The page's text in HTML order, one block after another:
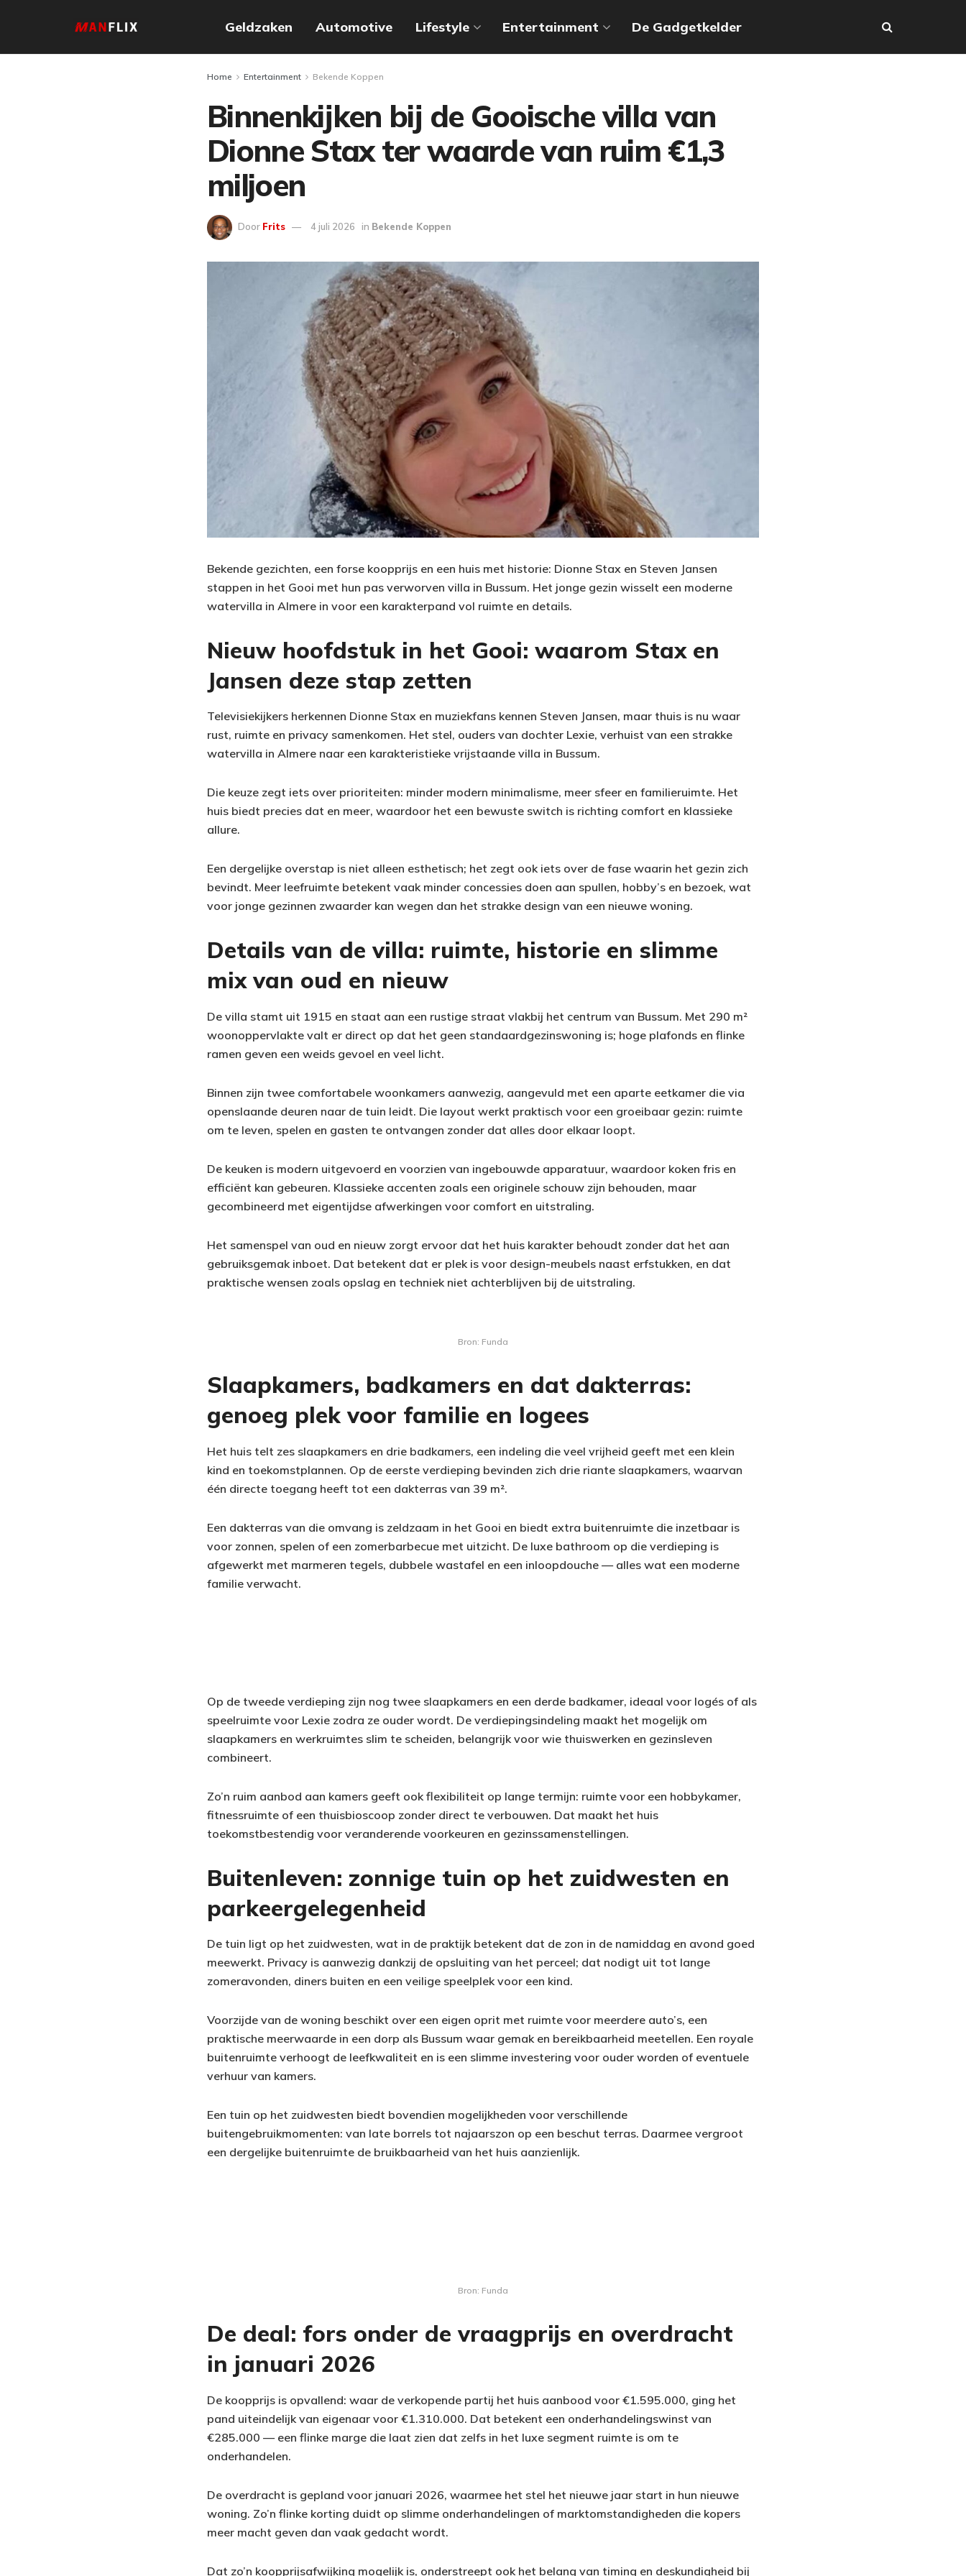
Geldzaken Automotive Lifestyle Entertainment De Gadgetkelder
Home Entertainment Bekende Koppen
Binnenkijken bij de Gooische villa van
Dionne Stax ter waarde van ruim €1,3
miljoen
Door Frits 4 juli 2026 in Bekende Koppen
Bekende gezichten, een forse koopprijs en een huis met historie: Dionne Stax en Steven Jansen
stappen in het Gooi met hun pas verworven villa in Bussum. Het jonge gezin wisselt een moderne
watervilla in Almere in voor een karakterpand vol ruimte en details.
Nieuw hoofdstuk in het Gooi: waarom Stax en
Jansen deze stap zetten
Televisiekijkers herkennen Dionne Stax en muziekfans kennen Steven Jansen, maar thuis is nu waar
rust, ruimte en privacy samenkomen. Het stel, ouders van dochter Lexie, verhuist van een strakke
watervilla in Almere naar een karakteristieke vrijstaande villa in Bussum.
Die keuze zegt iets over prioriteiten: minder modern minimalisme, meer sfeer en familieruimte. Het
huis biedt precies dat en meer, waardoor het een bewuste switch is richting comfort en klassieke
allure.
Een dergelijke overstap is niet alleen esthetisch; het zegt ook iets over de fase waarin het gezin zich
bevindt. Meer leefruimte betekent vaak minder concessies doen aan spullen, hobby’s en bezoek, wat
voor jonge gezinnen zwaarder kan wegen dan het strakke design van een nieuwe woning.
Details van de villa: ruimte, historie en slimme
mix van oud en nieuw
De villa stamt uit 1915 en staat aan een rustige straat vlakbij het centrum van Bussum. Met 290 m²
woonoppervlakte valt er direct op dat het geen standaardgezinswoning is; hoge plafonds en flinke
ramen geven een weids gevoel en veel licht.
Binnen zijn twee comfortabele woonkamers aanwezig, aangevuld met een aparte eetkamer die via
openslaande deuren naar de tuin leidt. Die layout werkt praktisch voor een groeibaar gezin: ruimte
om te leven, spelen en gasten te ontvangen zonder dat alles door elkaar loopt.
De keuken is modern uitgevoerd en voorzien van ingebouwde apparatuur, waardoor koken fris en
efficiënt kan gebeuren. Klassieke accenten zoals een originele schouw zijn behouden, maar
gecombineerd met eigentijdse afwerkingen voor comfort en uitstraling.
Het samenspel van oud en nieuw zorgt ervoor dat het huis karakter behoudt zonder dat het aan
gebruiksgemak inboet. Dat betekent dat er plek is voor design-meubels naast erfstukken, en dat
praktische wensen zoals opslag en techniek niet achterblijven bij de uitstraling.
Bron: Funda
Slaapkamers, badkamers en dat dakterras:
genoeg plek voor familie en logees
Het huis telt zes slaapkamers en drie badkamers, een indeling die veel vrijheid geeft met een klein
kind en toekomstplannen. Op de eerste verdieping bevinden zich drie riante slaapkamers, waarvan
één directe toegang heeft tot een dakterras van 39 m².
Een dakterras van die omvang is zeldzaam in het Gooi en biedt extra buitenruimte die inzetbaar is
voor zonnen, spelen of een zomerbarbecue met uitzicht. De luxe bathroom op die verdieping is
afgewerkt met marmeren tegels, dubbele wastafel en een inloopdouche — alles wat een moderne
familie verwacht.
Op de tweede verdieping zijn nog twee slaapkamers en een derde badkamer, ideaal voor logés of als
speelruimte voor Lexie zodra ze ouder wordt. De verdiepingsindeling maakt het mogelijk om
slaapkamers en werkruimtes slim te scheiden, belangrijk voor wie thuiswerken en gezinsleven
combineert.
Zo’n ruim aanbod aan kamers geeft ook flexibiliteit op lange termijn: ruimte voor een hobbykamer,
fitnessruimte of een thuisbioscoop zonder direct te verbouwen. Dat maakt het huis
toekomstbestendig voor veranderende voorkeuren en gezinssamenstellingen.
Buitenleven: zonnige tuin op het zuidwesten en
parkeergelegenheid
De tuin ligt op het zuidwesten, wat in de praktijk betekent dat de zon in de namiddag en avond goed
meewerkt. Privacy is aanwezig dankzij de opsluiting van het perceel; dat nodigt uit tot lange
zomeravonden, diners buiten en een veilige speelplek voor een kind.
Voorzijde van de woning beschikt over een eigen oprit met ruimte voor meerdere auto’s, een
praktische meerwaarde in een dorp als Bussum waar gemak en bereikbaarheid meetellen. Een royale
buitenruimte verhoogt de leefkwaliteit en is een slimme investering voor ouder worden of eventuele
verhuur van kamers.
Een tuin op het zuidwesten biedt bovendien mogelijkheden voor verschillende
buitengebruikmomenten: van late borrels tot najaarszon op een beschut terras. Daarmee vergroot
een dergelijke buitenruimte de bruikbaarheid van het huis aanzienlijk.
Bron: Funda
De deal: fors onder de vraagprijs en overdracht
in januari 2026
De koopprijs is opvallend: waar de verkopende partij het huis aanbood voor €1.595.000, ging het
pand uiteindelijk van eigenaar voor €1.310.000. Dat betekent een onderhandelingswinst van
€285.000 — een flinke marge die laat zien dat zelfs in het luxe segment ruimte is om te
onderhandelen.
De overdracht is gepland voor januari 2026, waarmee het stel het nieuwe jaar start in hun nieuwe
woning. Zo’n flinke korting duidt op slimme onderhandelingen of marktomstandigheden die kopers
meer macht geven dan vaak gedacht wordt.
Dat zo’n koopprijsafwijking mogelijk is, onderstreept ook het belang van timing en deskundigheid bij